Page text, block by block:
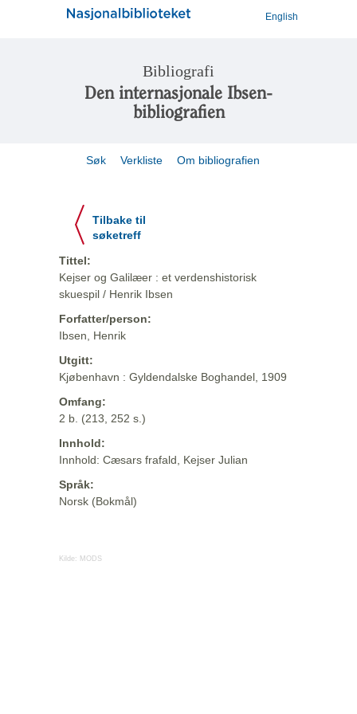
English
Bibliografi
Den internasjonale Ibsen-
bibliografien
Søk Verkliste Om bibliografien
Tilbake til
søketreff
Tittel:
Kejser og Galilæer : et verdenshistorisk
skuespil / Henrik Ibsen
Forfatter/person:
Ibsen, Henrik
Utgitt:
Kjøbenhavn : Gyldendalske Boghandel, 1909
Omfang:
2 b. (213, 252 s.)
Innhold:
Innhold: Cæsars frafald, Kejser Julian
Språk:
Norsk (Bokmål)
Kilde: MODS